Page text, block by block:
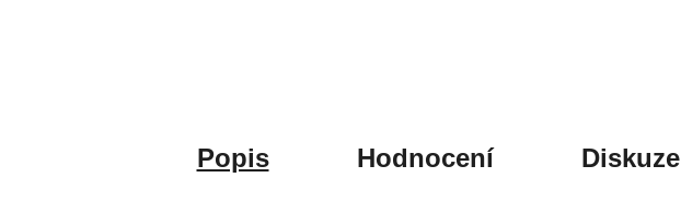
Popis Hodnocení Diskuze